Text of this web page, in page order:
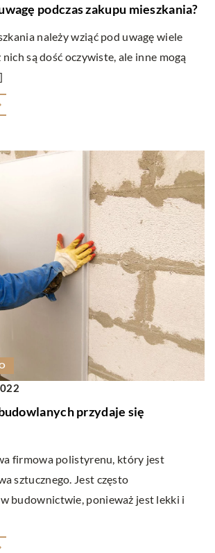
podczas zakupu mieszkania?
należy wziąć pod uwagę wiele
są dość oczywiste, ale inne mogą
przydaje się
firmowa polistyrenu, który jest
sztucznego. Jest często
budownictwie, ponieważ jest lekki i